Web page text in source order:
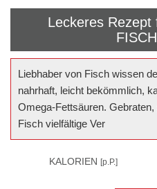
Leckeres Rezept
Liebhaber von Fisch wissen
nahrhaft, leicht bekömmlich,
Omega-Fettsäuren.
Fisch vielfältige Ver
KALORIEN [p.P.]